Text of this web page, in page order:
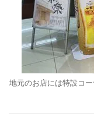
地元のお店には特設コ